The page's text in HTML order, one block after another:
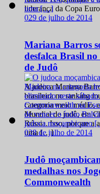
liderança da Copa
029 de julho de 2014
Mariana Barros
desfalca Brasil
de Judô
A judoca Mariana
brasileira no ranking
categoria meio médio,
Mundial de judô, em
Rússia. Isso, porque a
uma […]
028 de julho de 2014
Judô
medalhas nos
Commonwealth